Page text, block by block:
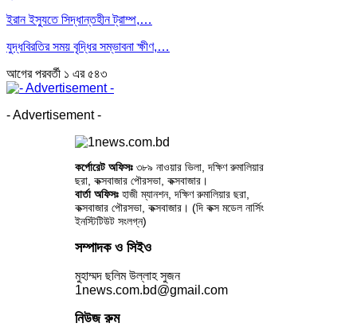
ইরান ইস্যুতে সিদ্ধান্তহীন ট্রাম্প,…
যুদ্ধবিরতির সময় বৃদ্ধির সম্ভাবনা ক্ষীণ,…
আগেরপরবর্তী ১ এর ৫৪৩
- Advertisement -
কর্পোরেট অফিসঃ ৩৮৯ নাওয়ার ভিলা, দক্ষিণ রুমালিয়ার
ছরা, কক্সবাজার পৌরসভা, কক্সবাজার।
বার্তা অফিসঃহাজী ম্যানশন, দক্ষিণ রুমালিয়ার ছরা,
কক্সবাজার পৌরসভা, কক্সবাজার। (দি কক্স মডেল নার্সিং
ইনস্টিটিউট সংলগ্ন)
সম্পাদক ও সিইও
মুহাম্মদ ছলিম উল্লাহ সুজন
1news.com.bd@gmail.com
নিউজ রুম